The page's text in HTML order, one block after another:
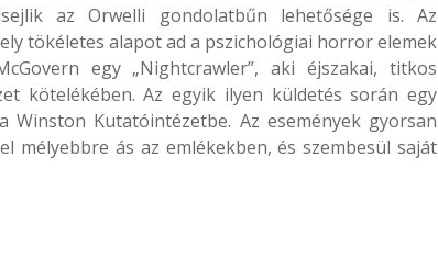
az Orwelli gondolatbűn lehetősége is. Az
tökéletes alapot ad a pszichológiai horror elemek
egy „Nightcrawler”, aki éjszakai, titkos
kötelékében. Az egyik ilyen küldetés során egy
Winston Kutatóintézetbe. Az események gyorsan
mélyebbre ás az emlékekben, és szembesül saját